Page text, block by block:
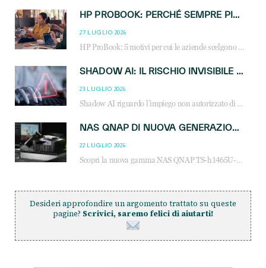
HP PROBOOK: PERCHÉ SEMPRE PIÙ AZIENDE SCELGONO NOTEBOOK PROGETTATI PER IL LAVORO MODERNO
27 LUGLIO 2026
HP ProBook: 5 motivi per cui le aziende scelgono i notebook business HP per migliorare produttività, sicurezza e gestione dell’AI.
SHADOW AI: IL RISCHIO INVISIBILE CHE LE AZIENDE POSSONO GOVERNARE
23 LUGLIO 2026
Shadow AI riguardo l’impiego non autorizzato di sistemi AI all’interno dell’azienda. E’ una pratica che si diffonde a partire dai dipendenti fino ai dirigenti e mette a repentaglio la cybersecurity, con costi più elevati per le organizzazioni. Due recenti report illustrano il fenomeno e forniscono dati in merito
NAS QNAP DI NUOVA GENERAZIONE: PIÙ PRESTAZIONI, SCALABILITÀ E PROTEZIONE DEI DATI PER LE INFRASTRUTTURE IT MODERNE
22 LUGLIO 2026
Scopri la nuova gamma NAS QNAP TS-h1465U-RP, TS-h1065eU e TS-h665U: storage aziendale con ZFS, DDR5, E1.S NVMe e connettività 2.5GbE per backup, virtualizzazione e cybersecurity.
Desideri approfondire un argomento trattato su queste
pagine? Scrivici, saremo felici di aiutarti!